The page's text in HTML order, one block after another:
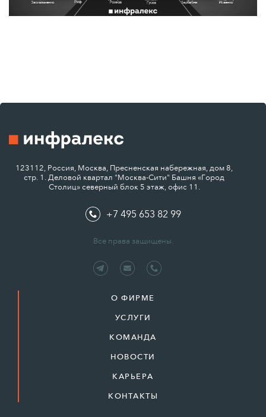
123112, Россия, Москва, Пресненская набережная, дом 8,
стр. 1. Деловой квартал "Москва-Сити" Башня «Город
Столиц» северный блок 5 этаж, офис 11.
+7 495 653 82 99
Все права защищены.
О ФИРМЕ
УСЛУГИ
КОМАНДА
НОВОСТИ
КАРЬЕРА
КОНТАКТЫ